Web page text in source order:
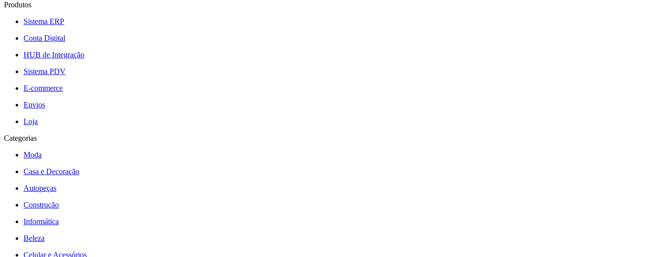
Produtos
Sistema ERP
Conta Digital
HUB de Integração
Sistema PDV
E-commerce
Envios
Loja
Categorias
Moda
Casa e Decoração
Autopeças
Construção
Informática
Beleza
Celular e Acessórios